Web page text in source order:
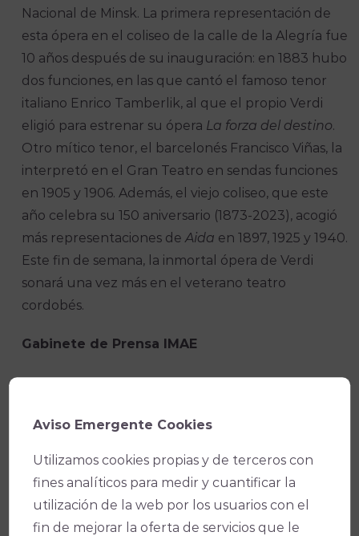
Nacional de Minsk. La primera representación de
esta ópera en el coliseo de la calle de la Alegría fue
10 años después de su inauguración: en 1883 hubo
dos funciones, en las que cantó el famoso tenor
italiano Enrico Tamberlik, al que el propio Verdi
eligió para estrenar su ópera La forza del destino.
Otro mítico tenor, el barcelonés Francisco Viñas, la
interpretó en el Gran Teatro en sendas funciones
en 1905 y 1906. Además, el viejo coliseo, que este
año celebra su 150 aniversario (1873-2023), acogió
más representaciones deAida en 1897, 1925 y 1940.
Este fin de semana, la inmortal ópera de Verdi
sonará una vez más en el veterano teatro
cordobés.
Gabinete de Prensa IMAE
Link
Aviso Emergente Cookies
Utilizamos cookies propias y de terceros con
fines analíticos para medir y cuantificar la
utilización de la web por los usuarios con el
fin de mejorar la oferta de servicios que le